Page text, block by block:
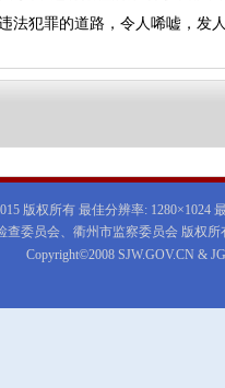
法犯罪的道路，令人唏嘘，
版权所有 最佳分辨率: 1280×1024
查委员会、衢州市监察委员会 版权
Copyright©2008 SJW.GOV.CN &